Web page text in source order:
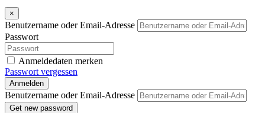
×
Benutzername oder Email-Adresse
Passwort
Anmeldedaten merken
Passwort vergessen
Anmelden
Benutzername oder Email-Adresse
Get new password